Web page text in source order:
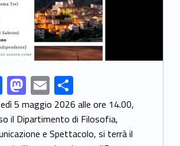
53354
F
ac
e
M
as
to
E
m
ai
S
h
ar
5 maggio 2026 alle ore 14.00,
il Dipartimento di Filosofia,
e Spettacolo, si terrà il